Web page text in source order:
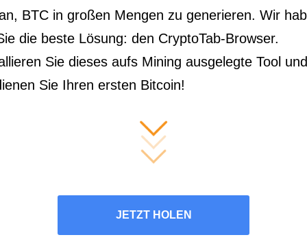
BTC in großen Mengen zu generieren. Wir
die beste Lösung: den CryptoTab-Browser.
Sie dieses aufs Mining ausgelegte Tool und
Sie Ihren ersten Bitcoin!
JETZT HOLEN